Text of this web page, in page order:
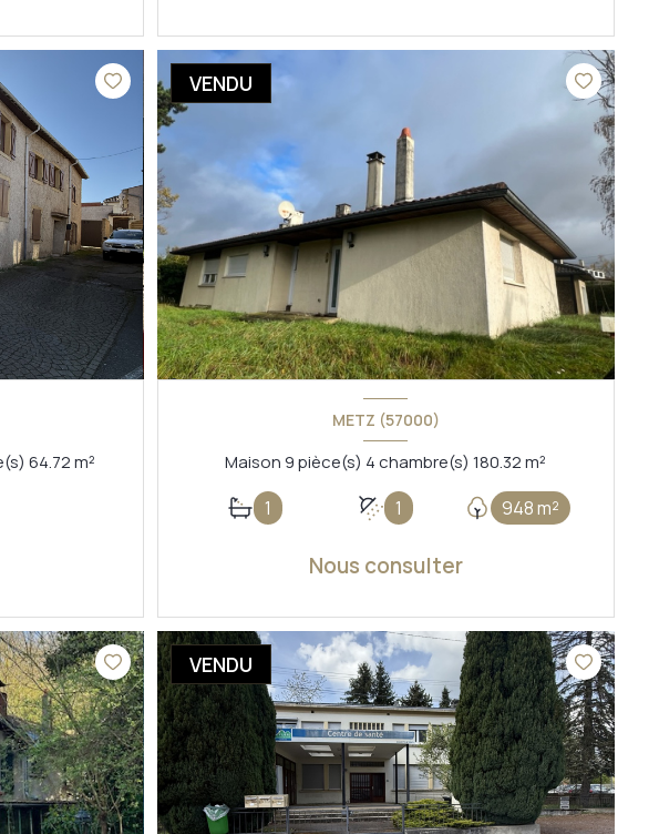
VOIR LE BIEN
Appartement 3 pièce(s) 2 chambre(s) 64.72 m²
VENDU
METZ (57000)
Maison 9 pièce(s) 4 chambre(s) 180.32 m²
1 1 948 m²
Nous consulter
VOIR LE BIEN
VENDU